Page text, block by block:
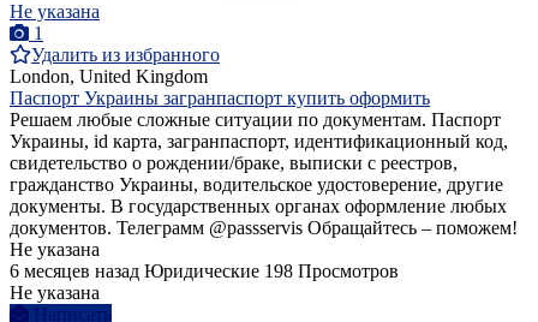
Не указана
1
Удалить из избранного
London, United Kingdom
Паспорт Украины загранпаспорт купить оформить
Решаем любые сложные ситуации по документам. Паспорт
Украины, id карта, загранпаспорт, идентификационный код,
свидетельство о рождении/браке, выписки с реестров,
гражданство Украины, водительское удостоверение, другие
документы. В государственных органах оформление любых
документов. Телеграмм @passservis Обращайтесь – поможем!
Не указана
6 месяцев назад Юридические 198 Просмотров
Не указана
Написать